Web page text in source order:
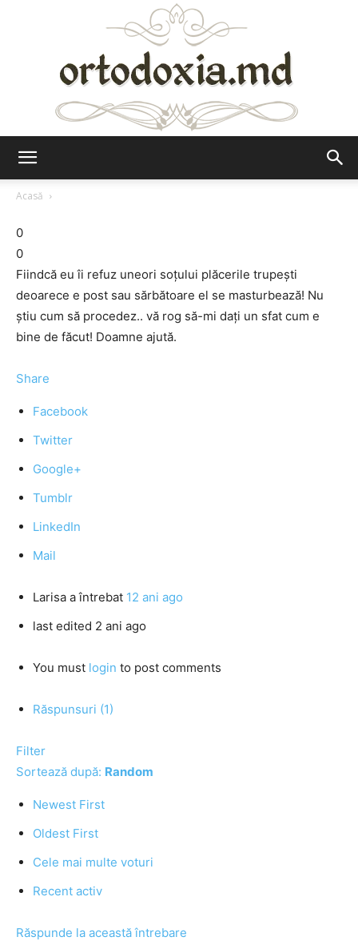
Acasă
0
0
Fiindcă eu îi refuz uneori soțului plăcerile trupești
deoarece e post sau sărbătoare el se masturbează! Nu
știu cum să procedez.. vă rog să-mi dați un sfat cum e
bine de făcut! Doamne ajută.
Share
Facebook
Twitter
Google+
Tumblr
LinkedIn
Mail
Larisa a întrebat 12 ani ago
last edited 2 ani ago
You must login to post comments
Răspunsuri (1)
Filter
Sortează după: Random
Newest First
Oldest First
Cele mai multe voturi
Recent activ
Răspunde la această întrebare